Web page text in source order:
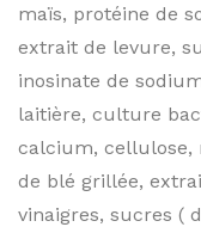
maïs, protéine de
extrait de levure,
inosinate de
laitière, culture
calcium, cellulose,
de blé grillée,
vinaigres, sucres (